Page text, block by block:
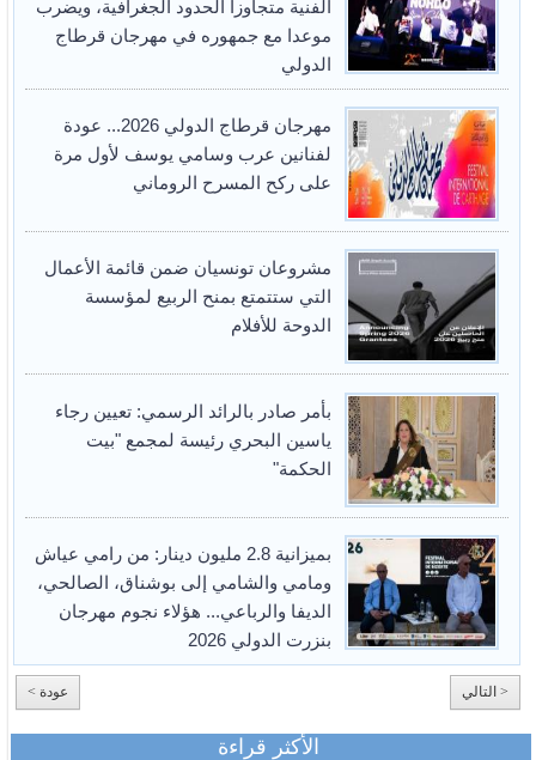
الفنية متجاوزا الحدود الجغرافية، ويضرب
موعدا مع جمهوره في مهرجان قرطاج
الدولي
مهرجان قرطاج الدولي 2026... عودة
لفنانين عرب وسامي يوسف لأول مرة
على ركح المسرح الروماني
مشروعان تونسيان ضمن قائمة الأعمال
التي ستتمتع بمنح الربيع لمؤسسة
الدوحة للأفلام
بأمر صادر بالرائد الرسمي: تعيين رجاء
ياسين البحري رئيسة لمجمع "بيت
الحكمة"
بميزانية 2.8 مليون دينار: من رامي عياش
ومامي والشامي إلى بوشناق، الصالحي،
الديفا والرباعي... هؤلاء نجوم مهرجان
بنزرت الدولي 2026
عودة > < التالي
الأكثر قراءة